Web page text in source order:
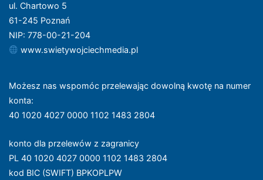
ul. Chartowo 5
61-245 Poznań
NIP: 778-00-21-204
www.swietywojciechmedia.pl
Możesz nas wspomóc przelewając dowolną kwotę na numer
konta:
40 1020 4027 0000 1102 1483 2804
konto dla przelewów z zagranicy
PL 40 1020 4027 0000 1102 1483 2804
kod BIC (SWIFT) BPKOPLPW